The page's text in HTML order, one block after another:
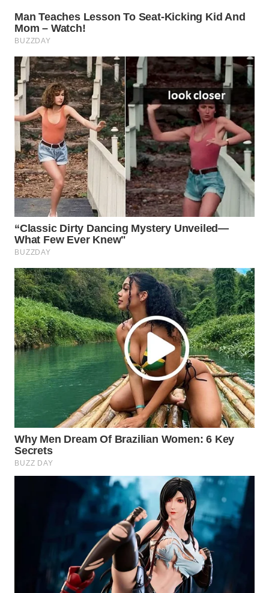
WN
MADURA
WN
SURABAYA
WN
NATUNA
WN
BINTAN
WN
MANDALIKA
WN
LIKUPANG
WN
LABUANBAJO
WN
BORNEO
Wahana
Media
Group
WAHANA
NEWS
WAHANA
INFRASTRUKTUR